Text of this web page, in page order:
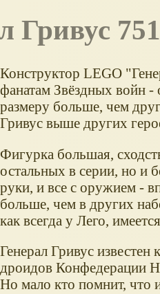
Гривус
Конструктор LEGO
фанатам Звёздных войн
размеру больше, чем
Гривус выше других
Фигурка большая,
остальных в серии, но и
руки, и все с оружием -
больше, чем в других
как всегда у Лего,
Генерал Гривус
дроидов Конфедерации
Но мало кто помнит, что